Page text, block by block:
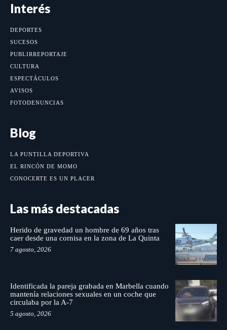
Interés
DEPORTES
SUCESOS
PUBLIRREPORTAJE
CULTURA
ESPECTÁCULOS
AVISOS
FOTODENUNCIAS
Blog
LA PUNTILLA DEPORTIVA
EL RINCÓN DE MOMO
CONOCERTE ES UN PLACER
Las más destacadas
Herido de gravedad un hombre de 69 años tras
caer desde una cornisa en la zona de La Quinta
7 agosto, 2026
Identificada la pareja grabada en Marbella cuando
mantenía relaciones sexuales en un coche que
circulaba por la A-7
5 agosto, 2026